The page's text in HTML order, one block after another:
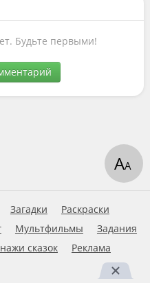
Будьте первыми!
Загадки
Раскраски
Мультфильмы
Задания
сказок
Реклама
АА